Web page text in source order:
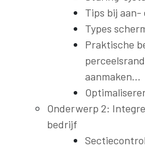
Tips bij aan-
Types
Praktische
aanmaken…
Onderwerp 2:
bedrijf